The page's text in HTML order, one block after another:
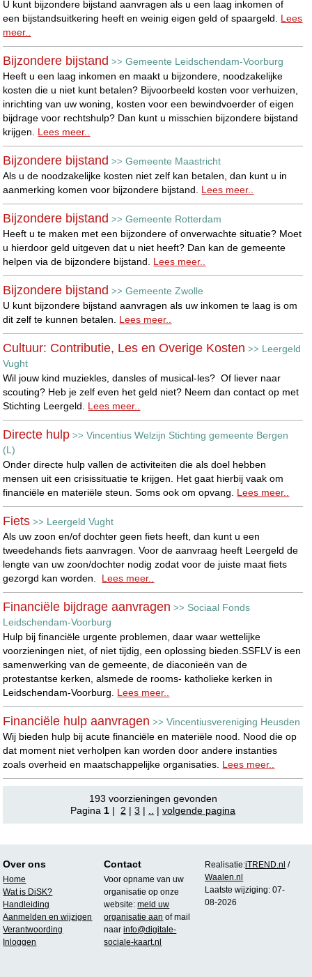
U kunt bijzondere bijstand aanvragen als u een laag inkomen of
een bijstandsuitkering heeft en weinig eigen geld of spaargeld. Lees
meer..
Bijzondere bijstand >>Gemeente Leidschendam-Voorburg
Heeft u een laag inkomen en maakt u bijzondere, noodzakelijke
kosten die u niet kunt betalen? Bijvoorbeeld kosten voor verhuizen,
inrichting van uw woning, kosten voor een bewindvoerder of eigen
bijdrage voor rechtshulp? Dan kunt u misschien bijzondere bijstand
krijgen. Lees meer..
Bijzondere bijstand >>Gemeente Maastricht
Als u de noodzakelijke kosten niet zelf kan betalen, dan kunt u in
aanmerking komen voor bijzondere bijstand. Lees meer..
Bijzondere bijstand >>Gemeente Rotterdam
Heeft u te maken met een bijzondere of onverwachte situatie? Moet
u hierdoor geld uitgeven dat u niet heeft? Dan kan de gemeente
helpen via de bijzondere bijstand. Lees meer..
Bijzondere bijstand >>Gemeente Zwolle
U kunt bijzondere bijstand aanvragen als uw inkomen te laag is om
dit zelf te kunnen betalen. Lees meer..
Cultuur: Contributie, Les en Overige Kosten >> Leergeld
Vught
Wil jouw kind muziekles, dansles of musical-les? Of liever naar
scouting? Heb je zelf even het geld niet? Neem dan contact op met
Stichting Leergeld. Lees meer..
Directe hulp >>Vincentius Welzijn Stichting gemeente Bergen
(L)
Onder directe hulp vallen de activiteiten die als doel hebben
mensen uit een crisissituatie te krijgen. Het gaat hierbij vaak om
financiële en materiële steun. Soms ook om opvang. Lees meer..
Fiets >> Leergeld Vught
Als uw zoon en/of dochter geen fiets heeft, dan kunt u een
tweedehands fiets aanvragen. Voor de aanvraag heeft Leergeld de
lengte van uw zoon/dochter nodig zodat voor de juiste maat fiets
gezorgd kan worden. Lees meer..
Financiële bijdrage aanvragen >> Sociaal Fonds
Leidschendam-Voorburg
Hulp bij financiële urgente problemen, daar waar wettelijke
voorzieningen niet, of niet tijdig, een oplossing bieden.SSFLV is een
samenwerking van de gemeente, de diaconieën van de
protestantse kerken, alsmede de rooms- katholieke kerken in
Leidschendam-Voorburg. Lees meer..
Financiële hulp aanvragen >>Vincentiusvereniging Heusden
Wij bieden hulp bij acute financiële en materiële nood. Nood die op
dat moment niet verholpen kan worden door andere instanties
zoals overheid en maatschappelijke organisaties. Lees meer..
193 voorzieningen gevonden
Pagina 1 | 2 |3 | |volgende pagina
Over ons
Home
Wat is DiSK?
Handleiding
Aanmelden en wijzigen
Verantwoording
Inloggen
Contact
Voor opname van uw
organisatie op onze
website:meld uw
organisatie aan of mail
naarinfo@digitale-
sociale-kaart.nl
Realisatie:iTREND.nl /
Waalen.nl
Laatste wijziging: 07-
08-2026